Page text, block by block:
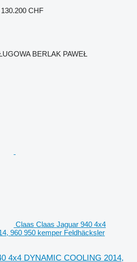
CHF
BERLAK PAWEŁ
Claas Claas Jaguar 940 4x4
960 950 kemper Feldhäcksler
4x4 DYNAMIC COOLING 2014,